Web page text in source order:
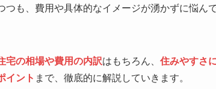
つも、費用や具体的なイメージが湧かずに悩ん
宅の相場や費用の内訳はもちろん、 住みやすさ
イント まで、徹底的に解説していきます。